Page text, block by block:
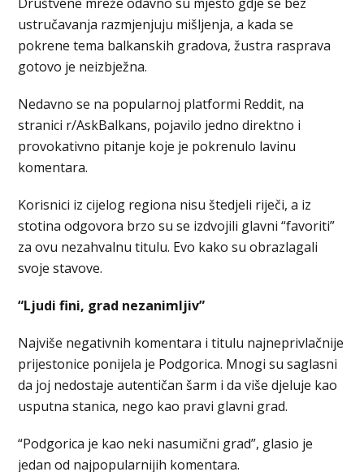
ustručavanja razmjenjuju mišljenja, a kada se
pokrene tema balkanskih gradova, žustra rasprava
gotovo je neizbježna.
Nedavno se na popularnoj platformi Reddit, na
stranici r/AskBalkans, pojavilo jedno direktno i
provokativno pitanje koje je pokrenulo lavinu
komentara.
Korisnici iz cijelog regiona nisu štedjeli riječi, a iz
stotina odgovora brzo su se izdvojili glavni “favoriti”
za ovu nezahvalnu titulu. Evo kako su obrazlagali
svoje stavove.
“Ljudi fini, grad nezanimljiv”
Najviše negativnih komentara i titulu najneprivlačnije
prijestonice ponijela je Podgorica. Mnogi su saglasni
da joj nedostaje autentičan šarm i da više djeluje kao
usputna stanica, nego kao pravi glavni grad.
“Podgorica je kao neki nasumični grad”, glasio je
jedan od najpopularnijih komentara.